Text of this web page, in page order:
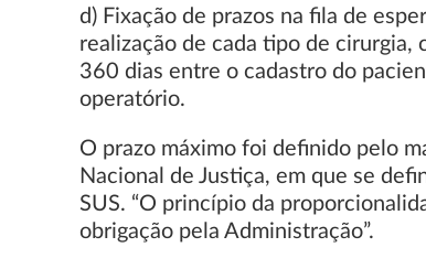
d) Fixação de prazos na fila de
realização de cada tipo de cirurgia,
360 dias entre o cadastro do
operatório.
O prazo máximo foi definido pelo
Nacional de Justiça, em que se
SUS. “O princípio da
obrigação pela Administração”.